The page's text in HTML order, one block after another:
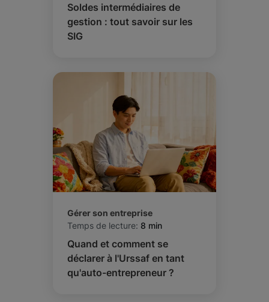
Soldes intermédiaires de
gestion : tout savoir sur les
SIG
Gérer son entreprise
Temps de lecture: 8 min
Quand et comment se
déclarer à l'Urssaf en tant
qu'auto-entrepreneur ?